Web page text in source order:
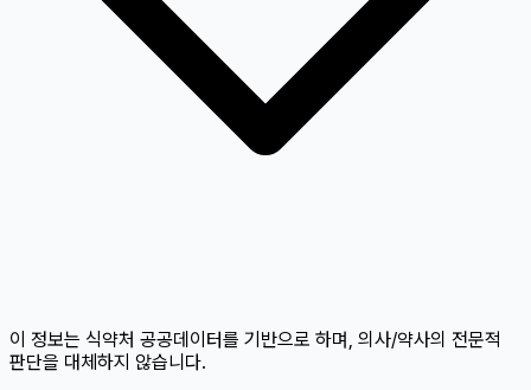
이 정보는 식약처 공공데이터를 기반으로 하며, 의사/약사의 전문적
판단을 대체하지 않습니다.